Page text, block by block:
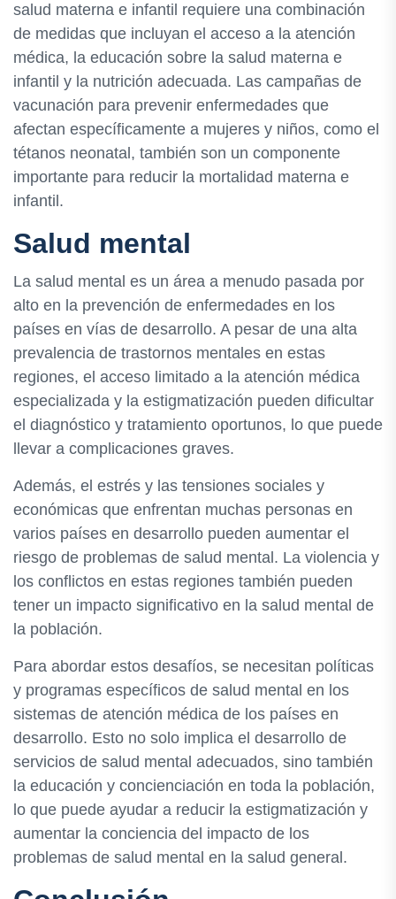
salud materna e infantil requiere una combinación
de medidas que incluyan el acceso a la atención
médica, la educación sobre la salud materna e
infantil y la nutrición adecuada. Las campañas de
vacunación para prevenir enfermedades que
afectan específicamente a mujeres y niños, como el
tétanos neonatal, también son un componente
importante para reducir la mortalidad materna e
infantil.
Salud mental
La salud mental es un área a menudo pasada por
alto en la prevención de enfermedades en los
países en vías de desarrollo. A pesar de una alta
prevalencia de trastornos mentales en estas
regiones, el acceso limitado a la atención médica
especializada y la estigmatización pueden dificultar
el diagnóstico y tratamiento oportunos, lo que puede
llevar a complicaciones graves.
Además, el estrés y las tensiones sociales y
económicas que enfrentan muchas personas en
varios países en desarrollo pueden aumentar el
riesgo de problemas de salud mental. La violencia y
los conflictos en estas regiones también pueden
tener un impacto significativo en la salud mental de
la población.
Para abordar estos desafíos, se necesitan políticas
y programas específicos de salud mental en los
sistemas de atención médica de los países en
desarrollo. Esto no solo implica el desarrollo de
servicios de salud mental adecuados, sino también
la educación y concienciación en toda la población,
lo que puede ayudar a reducir la estigmatización y
aumentar la conciencia del impacto de los
problemas de salud mental en la salud general.